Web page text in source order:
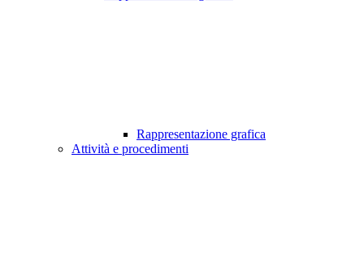
Rappresentazione grafica
Attività e procedimenti